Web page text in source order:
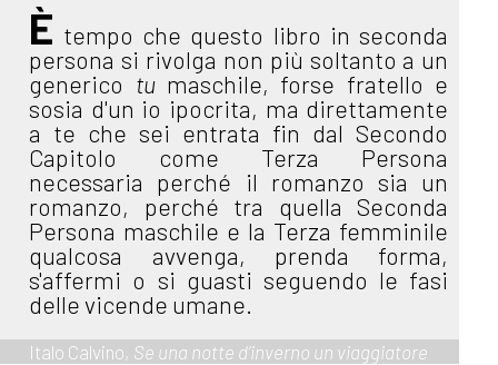
È tempo che questo libro in seconda
persona si rivolga non più soltanto a un
generico tumaschile, forse fratello e
sosia d'un io ipocrita, ma direttamente
a te che sei entrata fin dal Secondo
Capitolo come Terza Persona
necessaria perché il romanzo sia un
romanzo, perché tra quella Seconda
Persona maschile e la Terza femminile
qualcosa avvenga, prenda forma,
s'affermi o si guasti seguendo le fasi
delle vicende umane.
Italo Calvino, Se una notte d’inverno un viaggiatore